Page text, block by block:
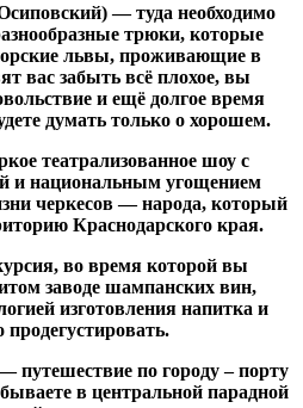
— туда необходимо
трюки, которые
львы, проживающие в
вас забыть всё плохое, вы
и ещё долгое время
думать только о хорошем.
театрализованное шоу с
и национальным угощением
черкесов — народа, который
Краснодарского края.
во время которой вы
заводе шампанских вин,
изготовления напитка и
продегустировать.
путешествие по городу – порту
в центральной парадной